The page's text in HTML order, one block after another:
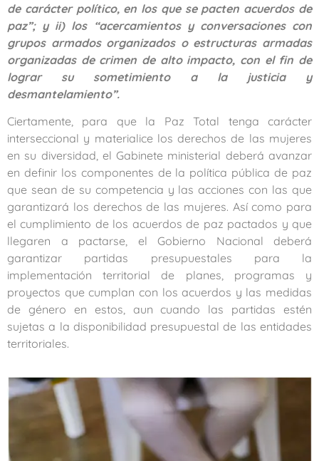
de carácter político, en los que se pacten acuerdos de
paz”; y ii) los “acercamientos y conversaciones con
grupos armados organizados o estructuras armadas
organizadas de crimen de alto impacto, con el fin de
lograr su sometimiento a la justicia y
desmantelamiento”.
Ciertamente, para que la Paz Total tenga carácter
interseccional y materialice los derechos de las mujeres
en su diversidad, el Gabinete ministerial deberá avanzar
en definir los componentes de la política pública de paz
que sean de su competencia y las acciones con las que
garantizará los derechos de las mujeres. Así como para
el cumplimiento de los acuerdos de paz pactados y que
llegaren a pactarse, el Gobierno Nacional deberá
garantizar partidas presupuestales para la
implementación territorial de planes, programas y
proyectos que cumplan con los acuerdos y las medidas
de género en estos, aun cuando las partidas estén
sujetas a la disponibilidad presupuestal de las entidades
territoriales.